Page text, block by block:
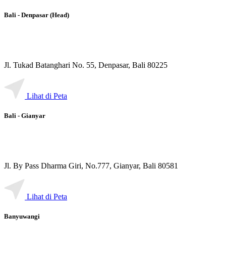
Bali - Denpasar (Head)
Jl. Tukad Batanghari No. 55, Denpasar, Bali 80225
Lihat di Peta
Bali - Gianyar
Jl. By Pass Dharma Giri, No.777, Gianyar, Bali 80581
Lihat di Peta
Banyuwangi